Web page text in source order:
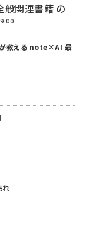
般関連書籍 の
が教える note×AI 最
れ